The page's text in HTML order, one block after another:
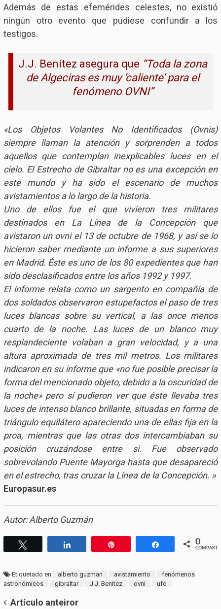
Además de estas efemérides celestes, no existió
ningún otro evento que pudiese confundir a los
testigos.
J.J. Benítez asegura que “Toda la zona
de Algeciras es muy ‘caliente’ para el
fenómeno OVNI”
«Los Objetos Volantes No Identificados (Ovnis)
siempre llaman la atención y sorprenden a todos
aquellos que contemplan inexplicables luces en el
cielo. El Estrecho de Gibraltar no es una excepción en
este mundo y ha sido el escenario de muchos
avistamientos a lo largo de la historia.
Uno de ellos fue el que vivieron tres militares
destinados en La Línea de la Concepción que
avistaron un ovni el 13 de octubre de 1968, y así se lo
hicieron saber mediante un informe a sus superiores
en Madrid. Éste es uno de los 80 expedientes que han
sido desclasificados entre los años 1992 y 1997.
El informe relata como un sargento en compañía de
dos soldados observaron estupefactos el paso de tres
luces blancas sobre su vertical, a las once menos
cuarto de la noche. Las luces de un blanco muy
resplandeciente volaban a gran velocidad, y a una
altura aproximada de tres mil metros. Los militares
indicaron en su informe que «no fue posible precisar la
forma del mencionado objeto, debido a la oscuridad de
la noche» pero sí pudieron ver que éste llevaba tres
luces de intenso blanco brillante, situadas en forma de
triángulo equilátero apareciendo una de ellas fija en la
proa, mientras que las otras dos intercambiaban su
posición cruzándose entre si. Fue observado
sobrevolando Puente Mayorga hasta que desapareció
en el estrecho, tras cruzar la Línea de la Concepción. »
Europasur.es
Autor: Alberto Guzmán
Compartir Compartir0
Etiquetado en alberto guzman avistamiento
fenómenos
astronómicos
gibraltar J.J. Benitez ovni ufo
Post
Artículo anteiror